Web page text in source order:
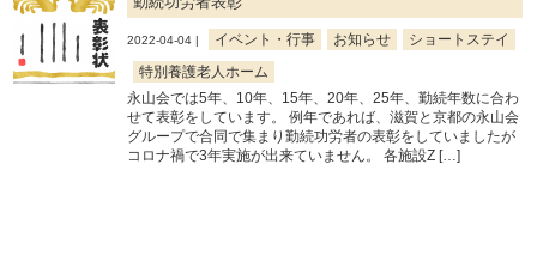
2022-04-04 | イベント・行事 お知らせ
ショートステイ
特別養護老人ホーム
永山会では5年、10年、15年、20年、25年、勤続年数に合わ
せて表彰をしています。 例年であれば、滋賀と京都の永山会
グループで合同で集まり勤続功労者の表彰をしていましたが
コロナ禍で3年実施が出来ていません。 各施設Z […]